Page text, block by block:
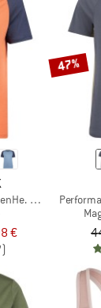
T-Shirt
€
47%